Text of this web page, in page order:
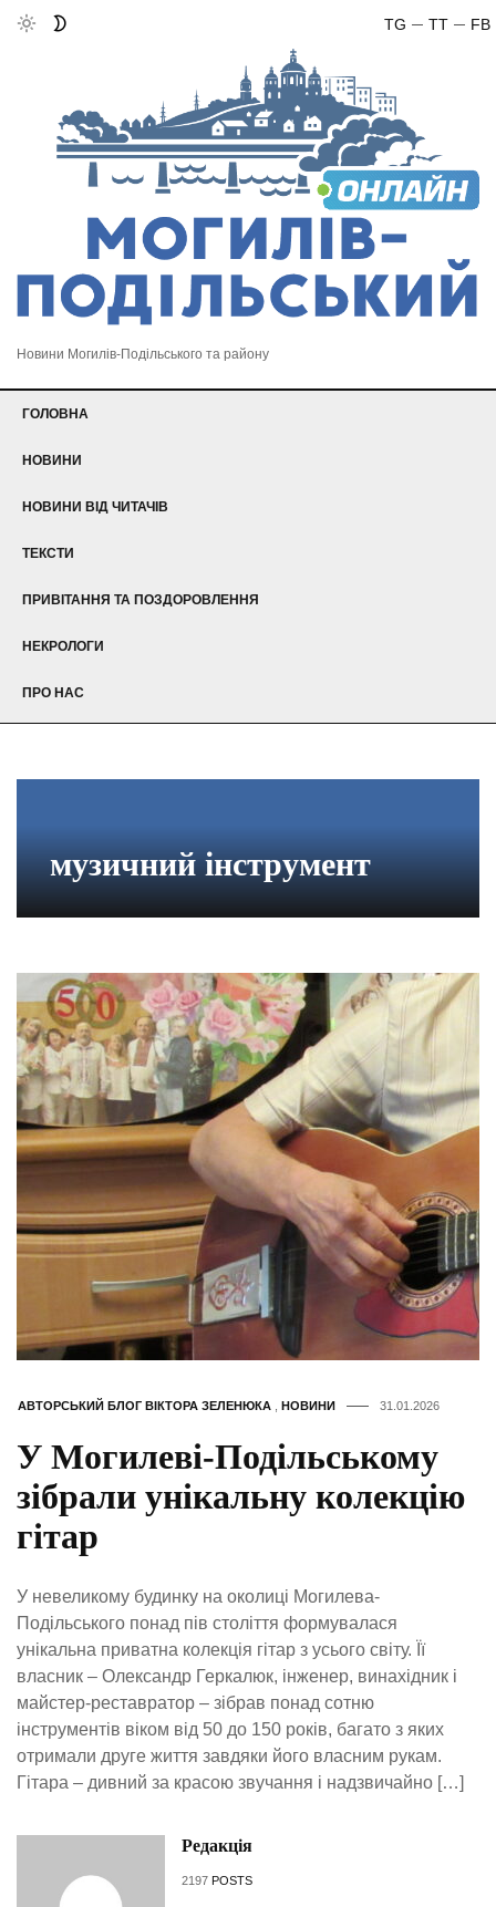
FB
TT
TG
Новини Могилів-Подільського та району
ГОЛОВНА
НОВИНИ
НОВИНИ ВІД ЧИТАЧІВ
ТЕКСТИ
ПРИВІТАННЯ ТА ПОЗДОРОВЛЕННЯ
НЕКРОЛОГИ
ПРО НАС
музичний інструмент
АВТОРСЬКИЙ БЛОГ ВІКТОРА ЗЕЛЕНЮКА НОВИНИ 31.01.2026
У Могилеві-Подільському
зібрали унікальну колекцію
гітар
У невеликому будинку на околиці Могилева-
Подільського понад пів століття формувалася
унікальна приватна колекція гітар з усього світу. Її
власник – Олександр Геркалюк, інженер, винахідник і
майстер-реставратор – зібрав понад сотню
інструментів віком від 50 до 150 років, багато з яких
отримали друге життя завдяки його власним рукам.
Гітара – дивний за красою звучання і надзвичайно […]
Редакція
2197 POSTS